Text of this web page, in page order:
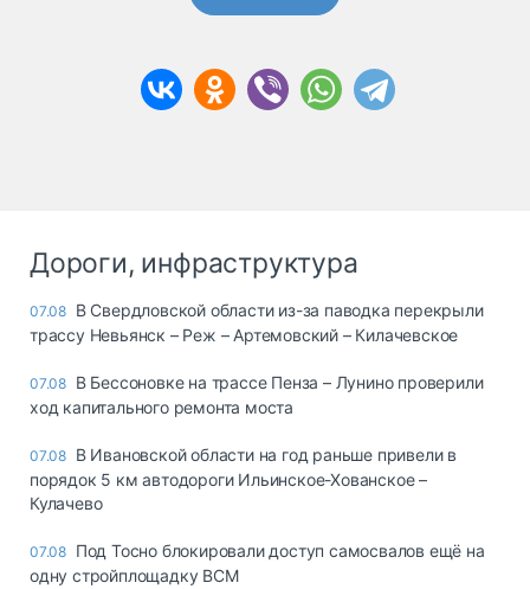
Дороги, инфраструктура
07.08 В Свердловской области из-за паводка перекрыли
трассу Невьянск – Реж – Артемовский – Килачевское
07.08 В Бессоновке на трассе Пенза – Лунино проверили
ход капитального ремонта моста
07.08 В Ивановской области на год раньше привели в
порядок 5 км автодороги Ильинское-Хованское –
Кулачево
07.08 Под Тосно блокировали доступ самосвалов ещё на
одну стройплощадку ВСМ